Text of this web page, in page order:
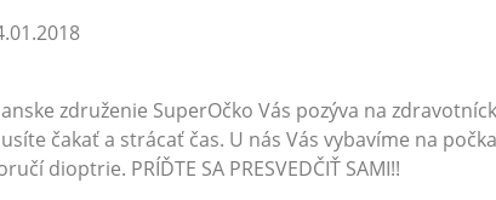
združenie SuperOčko Vás pozýva na
čakať a strácať čas. U nás Vás vybavíme na
dioptrie. PRÍĎTE SA PRESVEDČIŤ SAMI!!